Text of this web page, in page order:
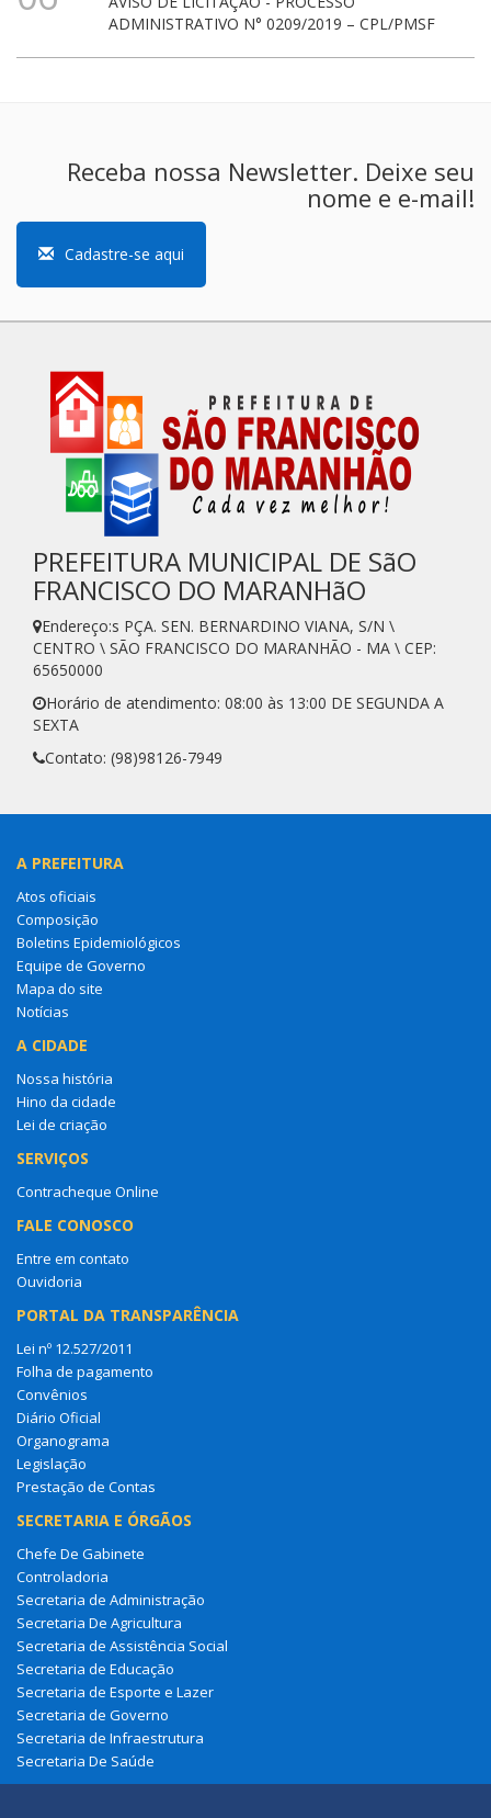
ADMINISTRATIVO N° 0209/2019 – CPL/PMSF
Receba nossa Newsletter. Deixe seu
nome e e-mail!
Cadastre-se aqui
PREFEITURA MUNICIPAL DE SãO
FRANCISCO DO MARANHãO
Endereço:s PÇA. SEN. BERNARDINO VIANA, S/N \
CENTRO \ SÃO FRANCISCO DO MARANHÃO - MA \ CEP:
65650000
Horário de atendimento: 08:00 às 13:00 DE SEGUNDA A
SEXTA
Contato: (98)98126-7949
A PREFEITURA
Atos oficiais
Composição
Boletins Epidemiológicos
Equipe de Governo
Mapa do site
Notícias
A CIDADE
Nossa história
Hino da cidade
Lei de criação
SERVIÇOS
Contracheque Online
FALE CONOSCO
Entre em contato
Ouvidoria
PORTAL DA TRANSPARÊNCIA
Lei nº 12.527/2011
Folha de pagamento
Convênios
Diário Oficial
Organograma
Legislação
Prestação de Contas
SECRETARIA E ÓRGÃOS
Chefe De Gabinete
Controladoria
Secretaria de Administração
Secretaria De Agricultura
Secretaria de Assistência Social
Secretaria de Educação
Secretaria de Esporte e Lazer
Secretaria de Governo
Secretaria de Infraestrutura
Secretaria De Saúde